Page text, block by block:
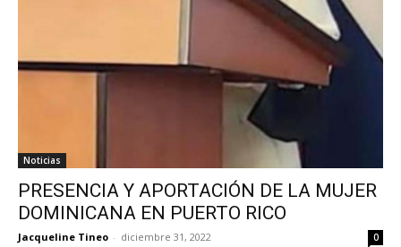
Noticias
PRESENCIA Y APORTACIÓN DE LA MUJER
DOMINICANA EN PUERTO RICO
Jacqueline Tineo - diciembre 31, 2022 0